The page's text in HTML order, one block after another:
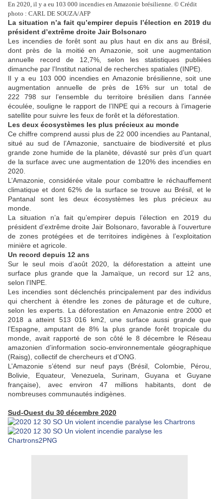
En 2020, il y a eu 103 000 incendies en Amazonie brésilienne. © Crédit
photo : CARL DE SOUZA/AFP
La situation n’a fait qu’empirer depuis l’élection en 2019 du
président d’extrême droite Jair Bolsonaro
Les incendies de forêt sont au plus haut en dix ans au Brésil,
dont près de la moitié en Amazonie, soit une augmentation
annuelle record de 12,7%, selon les statistiques publiées
dimanche par l’Institut national de recherches spatiales (INPE).
Il y a eu 103 000 incendies en Amazonie brésilienne, soit une
augmentation annuelle de près de 16% sur un total de
222 798 sur l’ensemble du territoire brésilien dans l’année
écoulée, souligne le rapport de l’INPE qui a recours à l’imagerie
satellite pour suivre les feux de forêt et la déforestation.
Les deux écosystèmes les plus précieux au monde
Ce chiffre comprend aussi plus de 22 000 incendies au Pantanal,
situé au sud de l’Amazonie, sanctuaire de biodiversité et plus
grande zone humide de la planète, dévasté sur près d’un quart
de la surface avec une augmentation de 120% des incendies en
2020.
L’Amazonie, considérée vitale pour combattre le réchauffement
climatique et dont 62% de la surface se trouve au Brésil, et le
Pantanal sont les deux écosystèmes les plus précieux au
monde.
La situation n’a fait qu’empirer depuis l’élection en 2019 du
président d’extrême droite Jair Bolsonaro, favorable à l’ouverture
de zones protégées et de territoires indigènes à l’exploitation
minière et agricole.
Un record depuis 12 ans
Sur le seul mois d’août 2020, la déforestation a atteint une
surface plus grande que la Jamaïque, un record sur 12 ans,
selon l’INPE.
Les incendies sont déclenchés principalement par des individus
qui cherchent à étendre les zones de pâturage et de culture,
selon les experts. La déforestation en Amazonie entre 2000 et
2018 a atteint 513 016 km2, une surface aussi grande que
l’Espagne, amputant de 8% la plus grande forêt tropicale du
monde, avait rapporté de son côté le 8 décembre le Réseau
amazonien d’information socio-environnementale géographique
(Raisg), collectif de chercheurs et d’ONG.
L’Amazonie s’étend sur neuf pays (Brésil, Colombie, Pérou,
Bolivie, Equateur, Venezuela, Surinam, Guyana et Guyane
française), avec environ 47 millions habitants, dont de
nombreuses communautés indigènes.
Sud-Ouest du 30 décembre 2020